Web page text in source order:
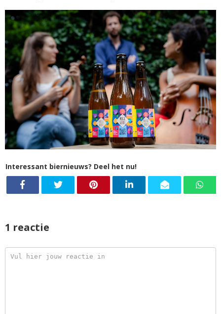
Interessant biernieuws? Deel het nu!
1 reactie